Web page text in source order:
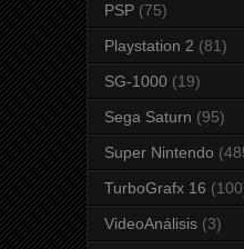
PSP (75)
Playstation 2 (81)
SG-1000 (19)
Sega Saturn (95)
Super Nintendo
TurboGrafx 16
VideoAnálisis (3)